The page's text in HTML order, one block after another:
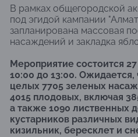
В рамках общегородской
под эгидой кампании
запланирована массовая
насаждений и закладка
Мероприятие состоится
10:00 до 13:00.
целых 7705 зеленых
4015 плодовых, включая
а также 1090 лиственных
кустарников различных
кизильник, бересклет и